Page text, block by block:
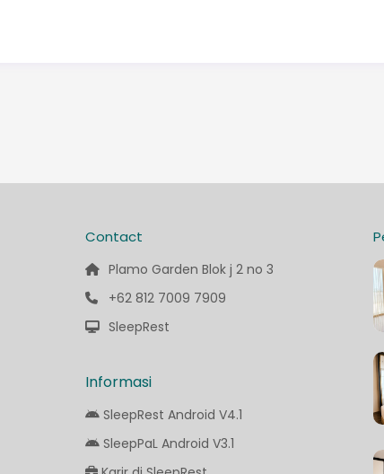
Contact
Plamo Garden Blok j 2 no 3
+62 812 7009 7909
SleepRest
Informasi
SleepRest Android V4.1
SleepPaL Android V3.1